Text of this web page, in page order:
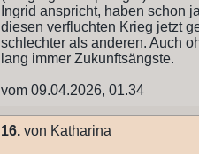
Ingrid anspricht, haben schon
diesen verfluchten Krieg jetzt
schlechter als anderen. Auch
lang immer Zukunftsängste.
vom 09.04.2026, 01.34
16. von Katharina